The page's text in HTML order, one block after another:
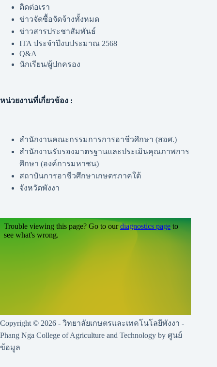
ติดต่อเรา
ข่าวจัดซื้อจัดจ้างทั้งหมด
ข่าวสารประชาสัมพันธ์
ITA ประจำปีงบประมาณ 2568
Q&A
นักเรียน/ผู้ปกครอง
หน่วยงานที่เกี่ยวข้อง :
สำนักงานคณะกรรมการการอาชีวศึกษา (สอศ.)
สำนักงานรับรองมาตรฐานและประเมินคุณภาพการ
ศึกษา (องค์การมหาชน)
สถาบันการอาชีวศึกษาเกษตรภาคใต้
จังหวัดพังงา
Copyright © 2026 - วิทยาลัยเกษตรและเทคโนโลยีพังงา -
Phang Nga College of Agriculture and Technology by ศูนย์
ข้อมูล